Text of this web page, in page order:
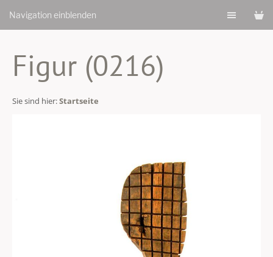
Navigation einblenden
Figur (0216)
Sie sind hier:Startseite